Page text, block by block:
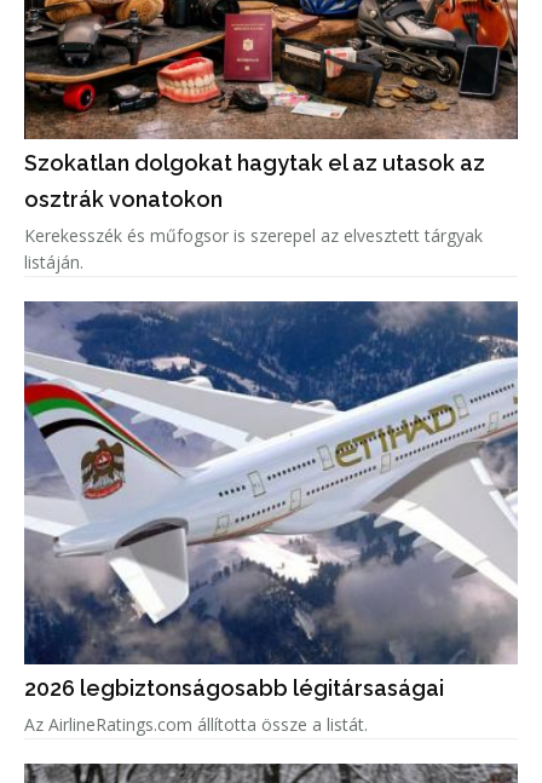
Szokatlan dolgokat hagytak el az utasok az
osztrák vonatokon
Kerekesszék és műfogsor is szerepel az elvesztett tárgyak
listáján.
2026 legbiztonságosabb légitársaságai
Az AirlineRatings.com állította össze a listát.